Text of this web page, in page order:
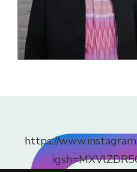
https://